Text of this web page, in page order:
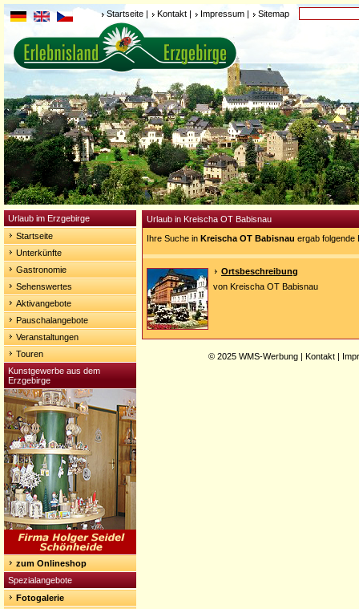
Startseite | Kontakt | Impressum | Sitemap
Urlaub im Erzgebirge
Startseite
Unterkünfte
Gastronomie
Sehenswertes
Aktivangebote
Pauschalangebote
Veranstaltungen
Touren
Kunstgewerbe aus dem
Erzgebirge
zum Onlineshop
Spezialangebote
Fotogalerie
Urlaub in Kreischa OT Babisnau
Ihre Suche in Kreischa OT Babisnau ergab folgende
Ortsbeschreibung
von Kreischa OT Babisnau
© 2025 WMS-Werbung | Kontakt |